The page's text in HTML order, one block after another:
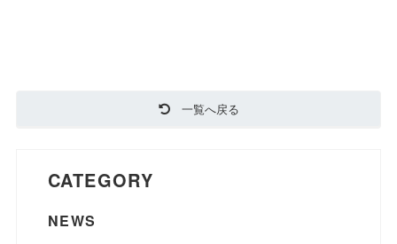
一覧へ戻る
CATEGORY
NEWS